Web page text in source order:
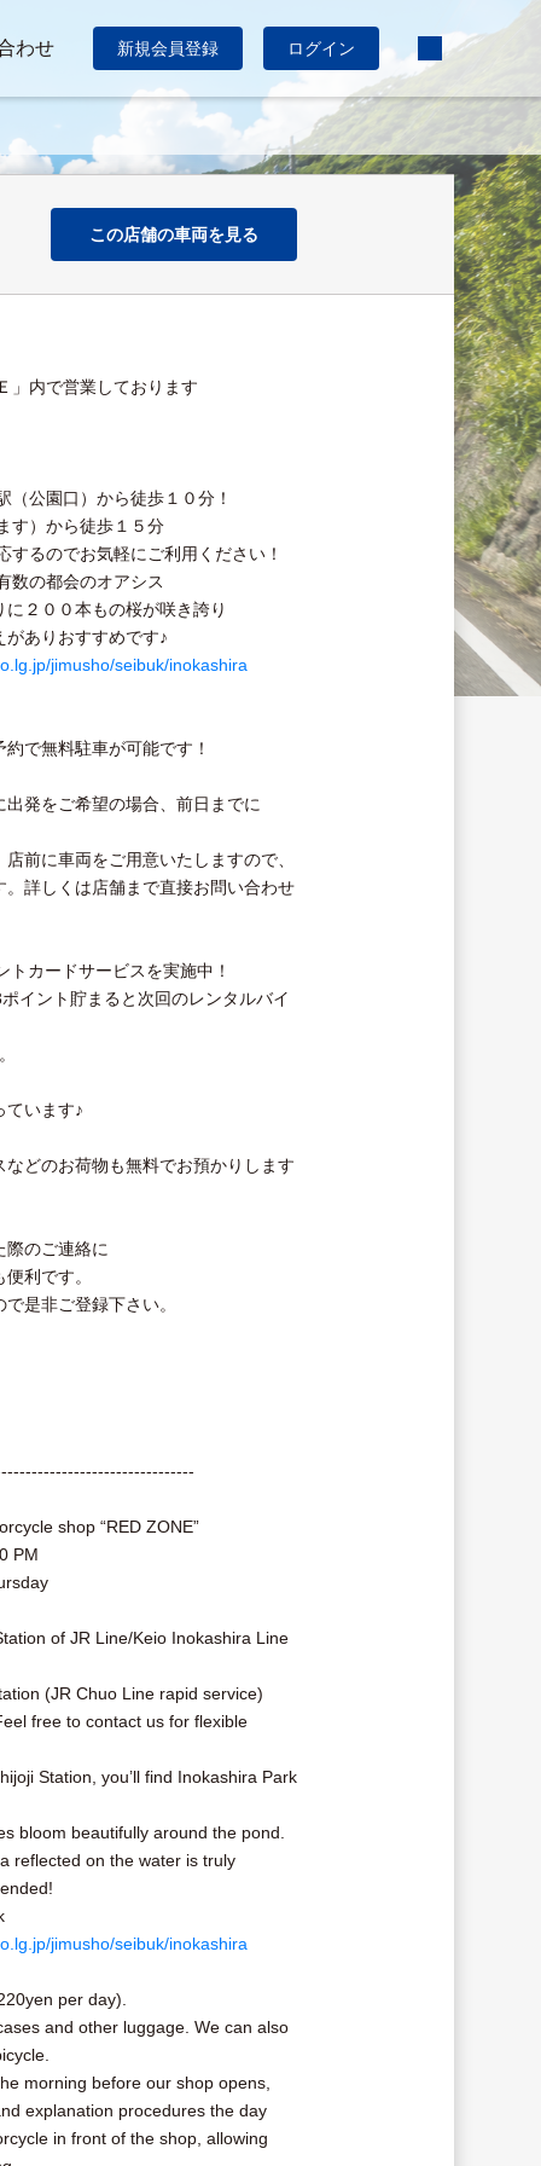
わせ 新規会員登録 ログイン
この店舗の車両を見る
」内で営業しております
公園口）から徒歩１０分！
す）から徒歩１５分
るのでお気軽にご利用ください！
数の都会のオアシス
２００本もの桜が咲き誇り
ありおすすめです♪
jimusho/seibuk/inokashira
で無料駐車が可能です！
発をご希望の場合、前日までに
前に車両をご用意いたしますので、
詳しくは店舗まで直接お問い合わせ
カードサービスを実施中！
イント貯まると次回のレンタルバイ
います♪
どのお荷物も無料でお預かりします
際のご連絡に
利です。
是非ご登録下さい。
shop “RED ZONE”
PM
of JR Line/Keio Inokashira Line
(JR Chuo Line rapid service)
free to contact us for flexible
Station, you’ll find Inokashira Park
bloom beautifully around the pond.
reflected on the water is truly
jimusho/seibuk/inokashira
per day).
and other luggage. We can also
morning before our shop opens,
explanation procedures the day
in front of the shop, allowing